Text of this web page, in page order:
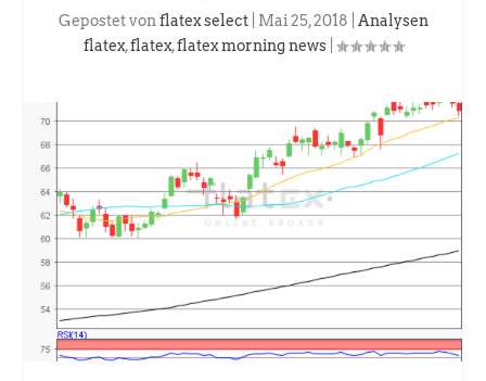
Gepostet vonflatex select| Mai 25, 2018
Analysen
flatex,flatex,flatex morning news|